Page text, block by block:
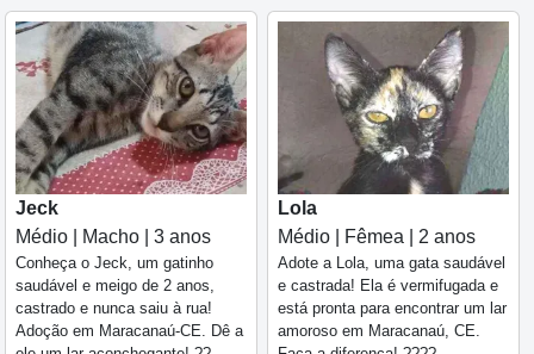
Jeck
Médio | Macho | 3 anos
Conheça o Jeck, um gatinho
saudável e meigo de 2 anos,
castrado e nunca saiu à rua!
Adoção em Maracanaú-CE. Dê a
Lola
Médio | Fêmea | 2 anos
Adote a Lola, uma gata saudável
e castrada! Ela é vermifugada e
está pronta para encontrar um lar
amoroso em Maracanaú, CE.